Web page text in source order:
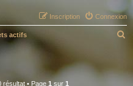
Connexion
Inscription
actifs
• Page 1sur 1